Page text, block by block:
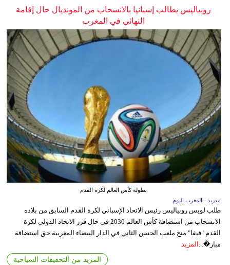
روبياليس يطالب إسبانيا بالانسحاب من المونديال حال إقامة
النهائي في المغرب
بطولة كأس العالم لكرة القدم
مدريد - المغرب اليوم
طلب لويس روبياليس رئيس الاتحاد الإسباني لكرة القدم السابق من بلاده
الانسحاب من استضافة كأس العالم 2030 في حال قرر الاتحاد الدولي لكرة
القدم "فيفا" منح ملعب الحسن الثاني في الدار البيضاء المغربية حق استضافة
مبار�... المزيد
المزيد من التحقيقات السياحية